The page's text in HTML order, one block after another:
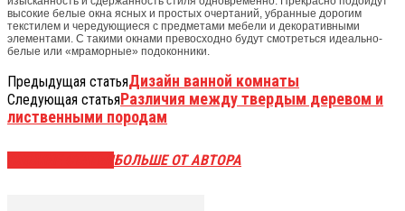
высокие белые окна ясных и простых очертаний, убранные дорогим
текстилем и чередующиеся с предметами мебели и декоративными
элементами. С такими окнами превосходно будут смотреться идеально-
белые или «мраморные» подоконники.
Предыдущая статьяДизайн ванной комнаты
Следующая статьяРазличия между твердым деревом и
лиственными породам
БОЛЬШЕ ОТ АВТОРА